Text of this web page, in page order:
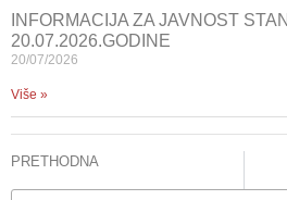
INFORMACIJA ZA JAVNOST
20.07.2026.GODINE
20/07/2026
Više »
PRETHODNA